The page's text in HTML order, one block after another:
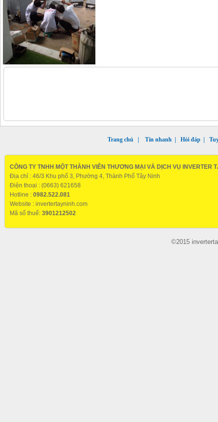
Trang chủ Tin nhanh Hỏi đáp
CÔNG TY TNHH MỘT THÀNH VIÊN THƯƠNG MẠI VÀ DỊCH VỤ INVERTER
Địa chỉ : 46/3 Khu phố 3, Phường 4, Thành Phố Tây Ninh
Điện thoại : (0663) 621658
Hotline : 0982.522.081
Website : invertertayninh.com
Mã số thuế: 3901212502
©2015